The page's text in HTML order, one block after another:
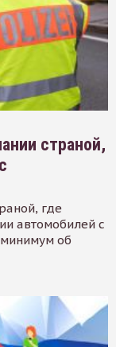
страной,
где
автомобилей с
об